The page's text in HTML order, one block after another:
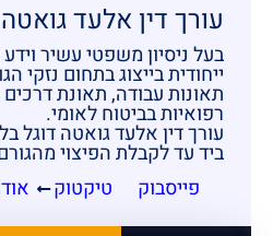
עורך דין אלעד גואטה
בעל ניסיון משפטי עשיר
ייחודית בייצוג בתחום נזקי
תאונות עבודה, תאונת דרכים
רפואיות בביטוח לאומי.
עורך דין אלעד גואטה דוגל
ביד עד לקבלת הפיצוי
פייסבוק
טיקטוק